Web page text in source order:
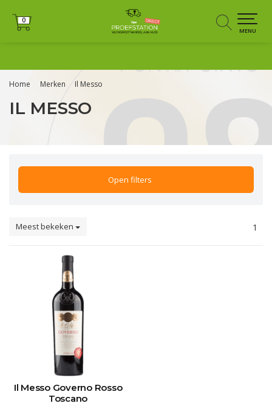
0
0
MENU
Home Merken Il Messo
IL MESSO
Open filters
Meest bekeken 1
Il Messo Governo Rosso
Toscano